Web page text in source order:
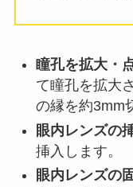
瞳孔を拡大・
て瞳孔を拡大
の縁を約3mm
眼内レンズの
挿入します。
眼内レンズの